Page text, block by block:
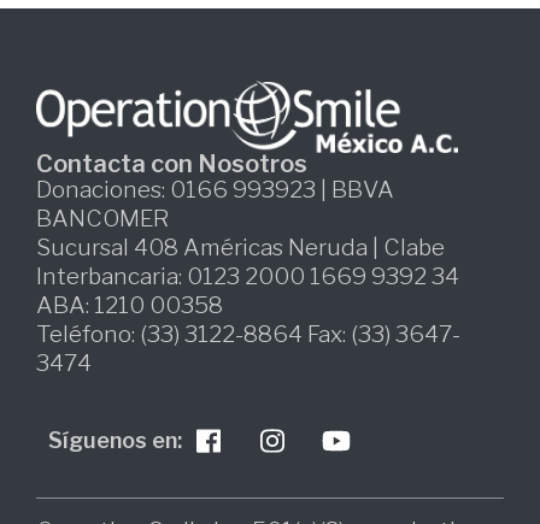
Contacta con Nosotros
Donaciones: 0166 993923 | BBVA
BANCOMER
Sucursal 408 Américas Neruda | Clabe
Interbancaria: 0123 2000 1669 9392 34
ABA: 1210 00358
Teléfono: (33) 3122-8864 Fax: (33) 3647-
3474
Síguenos en: